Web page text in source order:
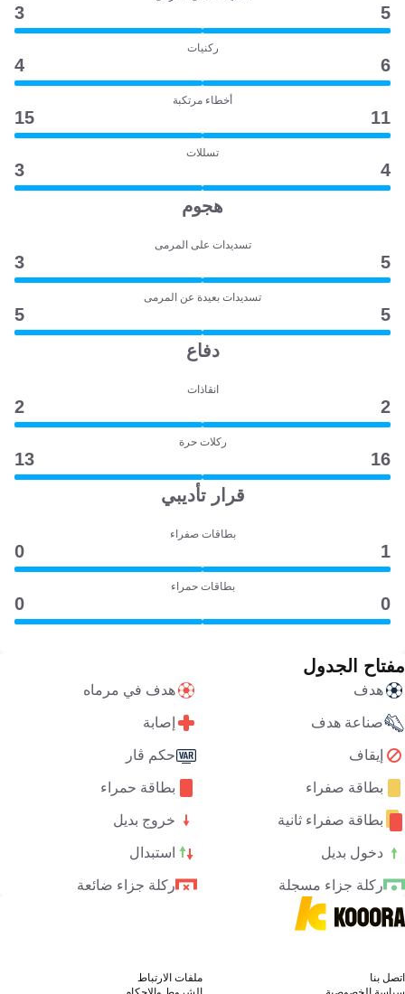
5
3
ركنيات
6
4
أخطاء مرتكبة
11
15
تسللات
4
3
هجوم
تسديدات على المرمى
5
3
تسديدات بعيدة عن المرمى
5
5
دفاع
انقاذات
2
2
ركلات حرة
16
13
قرار تأديبي
بطاقات صفراء
1
0
بطاقات حمراء
0
0
مفتاح الجدول
هدف هدف في مرماه
صناعة هدف إصابة
إيقاف حكم ڤار
بطاقة صفراء بطاقة حمراء
بطاقة صفراء ثانية خروج بديل
دخول بديل استبدال
ركلة جزاء مسجلة ركلة جزاء ضائعة
اتصل بنا
ملفات الارتباط